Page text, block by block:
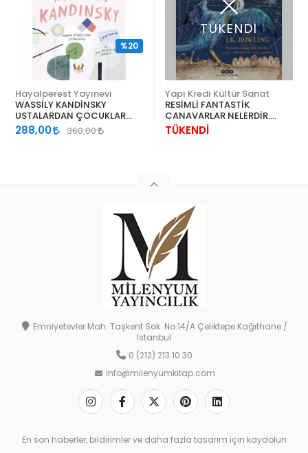
Hayalperest Yayınevi
WASSİLY KANDİNSKY
USTALARDAN ÇOCUKLAR
İÇİN SANAT DERSLERİ
288,00 360,00
%20
TÜKENDİ
Yapı Kredi Kültür Sanat
RESİMLİ FANTASTİK
CANAVARLAR NELERDİR.
NEREDE BULUNURLAR
TÜKENDİ
Emniyetevler Mah. Taşkent Sok. No:14/A Çeliktepe Kağıthane /
İstanbul
0 (212) 213 10 30
info@milenyumkitap.com
En son haberler, bildirimler ve daha fazla tasarım için kaydolun